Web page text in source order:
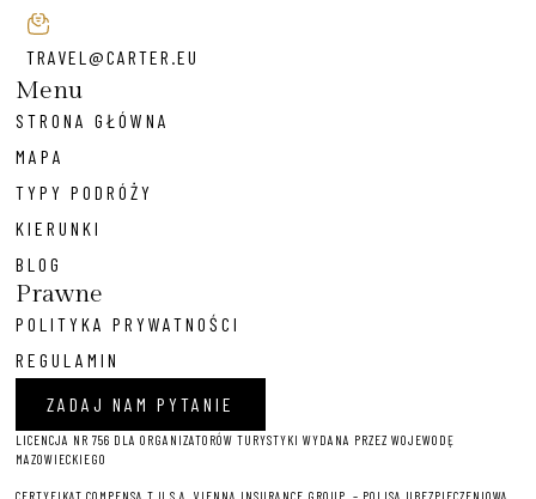
TRAVEL@CARTER.EU
Menu
STRONA GŁÓWNA
MAPA
TYPY PODRÓŻY
KIERUNKI
BLOG
Prawne
POLITYKA PRYWATNOŚCI
REGULAMIN
ZADAJ NAM PYTANIE
LICENCJA NR 756 DLA ORGANIZATORÓW TURYSTYKI WYDANA PRZEZ WOJEWODĘ
MAZOWIECKIEGO
CERTYFIKAT COMPENSA T U S.A. VIENNA INSURANCE GROUP – POLISA UBEZPIECZENIOWA